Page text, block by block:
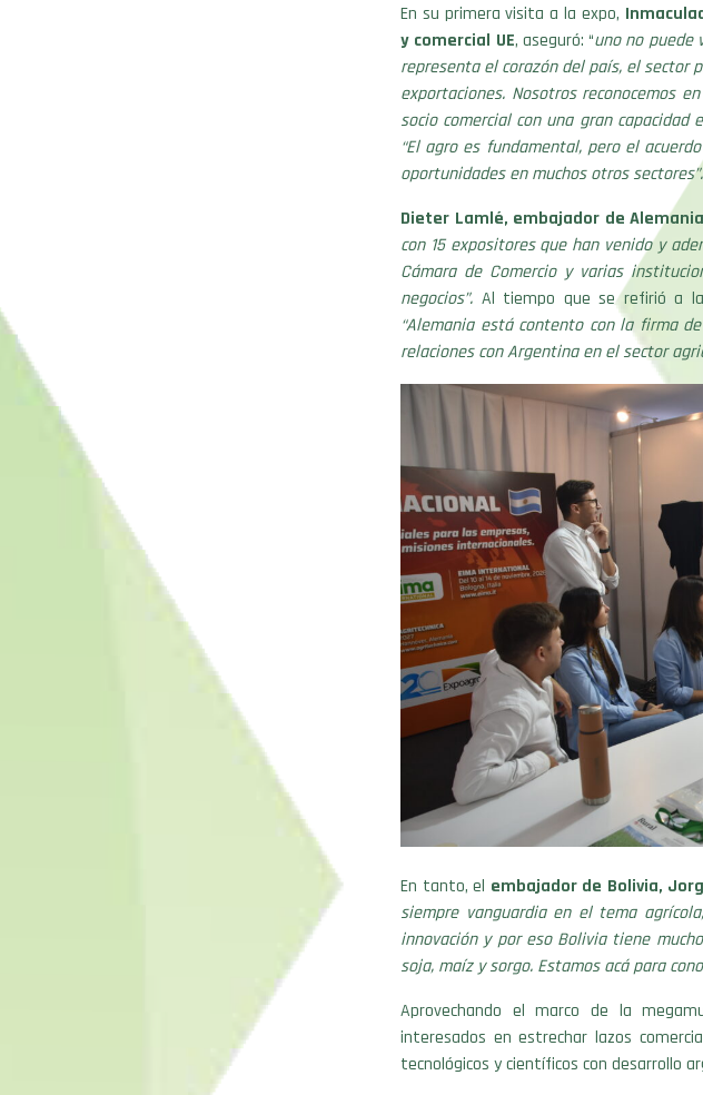
En su primera visita a la expo,
y comercial UE, aseguró: “uno no puede
representa el corazón del país, el sector
exportaciones. Nosotros reconocemos
socio comercial con una gran capacidad
“El agro es fundamental, pero el
oportunidades en muchos otros sectores”.
Dieter Lamlé, embajador de Alemania
con 15 expositores que han venido y
Cámara de Comercio y varias
negocios”. Al tiempo que se refirió a
“Alemania está contento con la firma
relaciones con Argentina en el sector
En tanto, el embajador de Bolivia,
siempre vanguardia en el tema
innovación y por eso Bolivia tiene
soja, maíz y sorgo. Estamos acá para
Aprovechando el marco de la
interesados en estrechar lazos
tecnológicos y científicos con desarrollo